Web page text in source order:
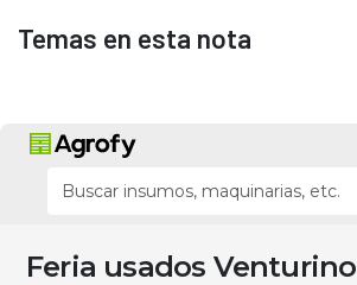
Temas en esta nota
Feria usados Venturino